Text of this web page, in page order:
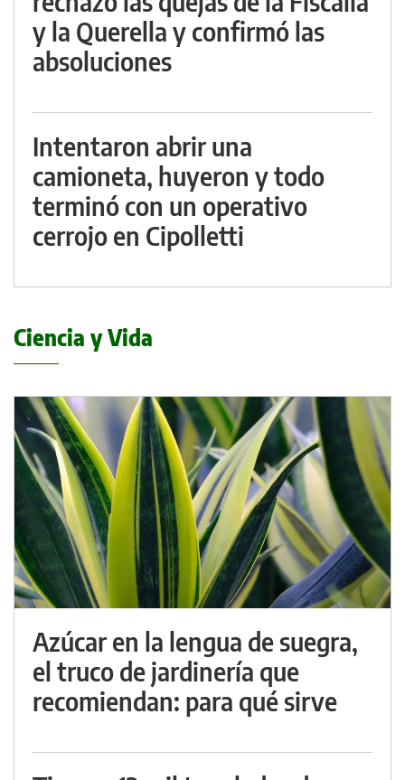
y la Querella y confirmó las
absoluciones
Intentaron abrir una
camioneta, huyeron y todo
terminó con un operativo
cerrojo en Cipolletti
Ciencia y Vida
Azúcar en la lengua de suegra,
el truco de jardinería que
recomiendan: para qué sirve